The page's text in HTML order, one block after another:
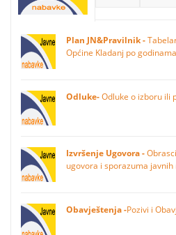
Plan JN&Pravilnik -
Općine Kladanj po godinama
Odluke-Odluke o izboru ili
Izvršenje Ugovora -
ugovora i sporazuma javnih
Obavještenja -Pozivi i